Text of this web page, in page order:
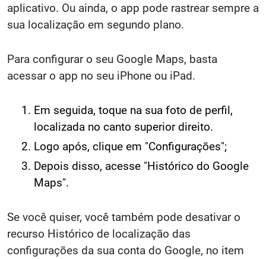
aplicativo. Ou ainda, o app pode rastrear sempre a
sua localização em segundo plano.
Para configurar o seu Google Maps, basta
acessar o app no seu iPhone ou iPad.
Em seguida, toque na sua foto de perfil,
localizada no canto superior direito.
Logo após, clique em "Configurações";
Depois disso, acesse "Histórico do Google
Maps".
Se você quiser, você também pode desativar o
recurso Histórico de localização das
configurações da sua conta do Google, no item